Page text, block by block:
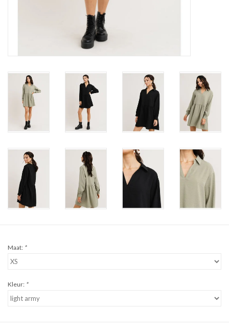
Maat: *
Kleur: *